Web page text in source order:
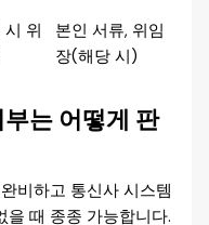
위
본인 서류, 위임
장(해당 시)
는 어떻게 판
비하고 통신사 시스템
을 때 종종 가능합니다.